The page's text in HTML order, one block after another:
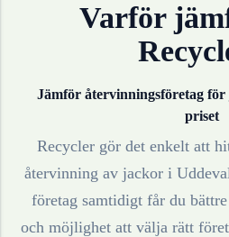
Varför
Jämför återvinningsföretag för
priset
Recycler gör det enkelt att
återvinning av jackor i
företag samtidigt får du
och möjlighet att välja rätt